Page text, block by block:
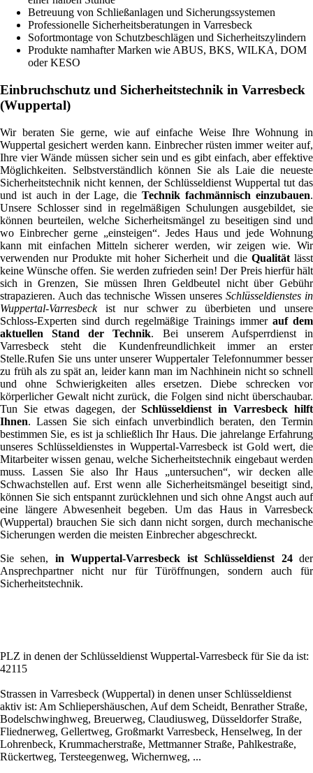
Betreuung von Schließanlagen und Sicherungssystemen
Professionelle Sicherheitsberatungen in Varresbeck
Sofortmontage von Schutzbeschlägen und Sicherheitszylindern
Produkte namhafter Marken wie ABUS, BKS, WILKA, DOM
oder KESO
Einbruchschutz und Sicherheitstechnik in Varresbeck
(Wuppertal)
Wir beraten Sie gerne, wie auf einfache Weise Ihre Wohnung in
Wuppertal gesichert werden kann. Einbrecher rüsten immer weiter auf,
Ihre vier Wände müssen sicher sein und es gibt einfach, aber effektive
Möglichkeiten. Selbstverständlich können Sie als Laie die neueste
Sicherheitstechnik nicht kennen, der Schlüsseldienst Wuppertal tut das
und ist auch in der Lage, dieTechnik fachmännisch einzubauen.
Unsere Schlosser sind in regelmäßigen Schulungen ausgebildet, sie
können beurteilen, welche Sicherheitsmängel zu beseitigen sind und
wo Einbrecher gerne „einsteigen“. Jedes Haus und jede Wohnung
kann mit einfachen Mitteln sicherer werden, wir zeigen wie. Wir
verwenden nur Produkte mit hoher Sicherheit und die Qualitätlässt
keine Wünsche offen. Sie werden zufrieden sein! Der Preis hierfür hält
sich in Grenzen, Sie müssen Ihren Geldbeutel nicht über Gebühr
strapazieren. Auch das technische Wissen unseres Schlüsseldienstes in
Wuppertal-Varresbeckist nur schwer zu überbieten und unsere
Schloss-Experten sind durch regelmäßige Trainings immer auf dem
aktuellen Stand der Technik. Bei unserem Aufsperrdienst in
Varresbeck steht die Kundenfreundlichkeit immer an erster
Stelle.Rufen Sie uns unter unserer Wuppertaler Telefonnummer besser
zu früh als zu spät an, leider kann man im Nachhinein nicht so schnell
und ohne Schwierigkeiten alles ersetzen. Diebe schrecken vor
körperlicher Gewalt nicht zurück, die Folgen sind nicht überschaubar.
Tun Sie etwas dagegen, derSchlüsseldienst in Varresbeck hilft
Ihnen. Lassen Sie sich einfach unverbindlich beraten, den Termin
bestimmen Sie, es ist ja schließlich Ihr Haus. Die jahrelange Erfahrung
unseres Schlüsseldienstes in Wuppertal-Varresbeck ist Gold wert, die
Mitarbeiter wissen genau, welche Sicherheitstechnik eingebaut werden
muss. Lassen Sie also Ihr Haus „untersuchen“, wir decken alle
Schwachstellen auf. Erst wenn alle Sicherheitsmängel beseitigt sind,
können Sie sich entspannt zurücklehnen und sich ohne Angst auch auf
eine längere Abwesenheit begeben. Um das Haus in Varresbeck
(Wuppertal) brauchen Sie sich dann nicht sorgen, durch mechanische
Sicherungen werden die meisten Einbrecher abgeschreckt.
Sie sehen, in Wuppertal-Varresbeck ist Schlüsseldienst 24der
Ansprechpartner nicht nur für Türöffnungen, sondern auch für
Sicherheitstechnik.
PLZ in denen der Schlüsseldienst Wuppertal-Varresbeck für Sie da ist:
42115
Strassen in Varresbeck (Wuppertal) in denen unser Schlüsseldienst
aktiv ist: Am Schliepershäuschen, Auf dem Scheidt, Benrather Straße,
Bodelschwinghweg, Breuerweg, Claudiusweg, Düsseldorfer Straße,
Fliednerweg, Gellertweg, Großmarkt Varresbeck, Henselweg, In der
Lohrenbeck, Krummacherstraße, Mettmanner Straße, Pahlkestraße,
Rückertweg, Tersteegenweg, Wichernweg, ...